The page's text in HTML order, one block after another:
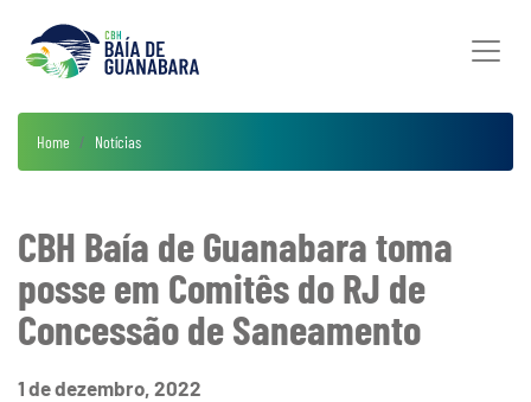
Home Notícias
CBH Baía de Guanabara toma
posse em Comitês do RJ de
Concessão de Saneamento
1 de dezembro, 2022